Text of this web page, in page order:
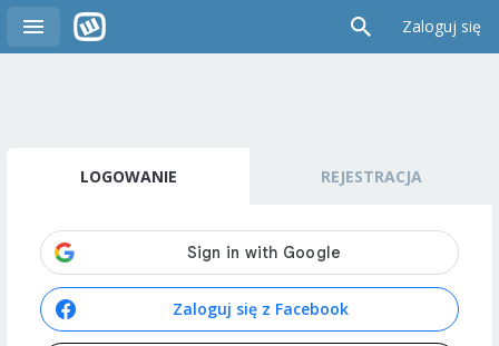
Zaloguj się
LOGOWANIE REJESTRACJA
Zaloguj się z Facebook